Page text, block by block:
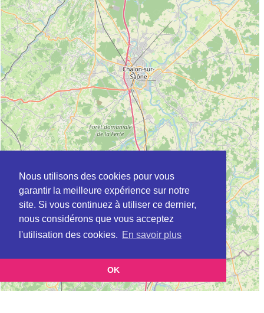
Nous utilisons des cookies pour vous
garantir la meilleure expérience sur notre
site. Si vous continuez à utiliser ce dernier,
nous considérons que vous acceptez
l'utilisation des cookies. En savoir plus
OK